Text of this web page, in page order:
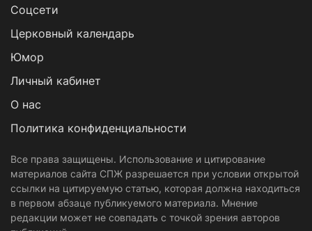
Cоцсети
Церковный календарь
Юмор
Личный кабинет
О нас
Политика конфиденциальности
Все права защищены. Использование и цитирование
материалов сайта СПЖ разрешается при условии открытой
ссылки на цитируемую статью, которая должна находиться
в первом абзаце публикуемого материала. Мнение
редакции может не совпадать с точкой зрения авторов